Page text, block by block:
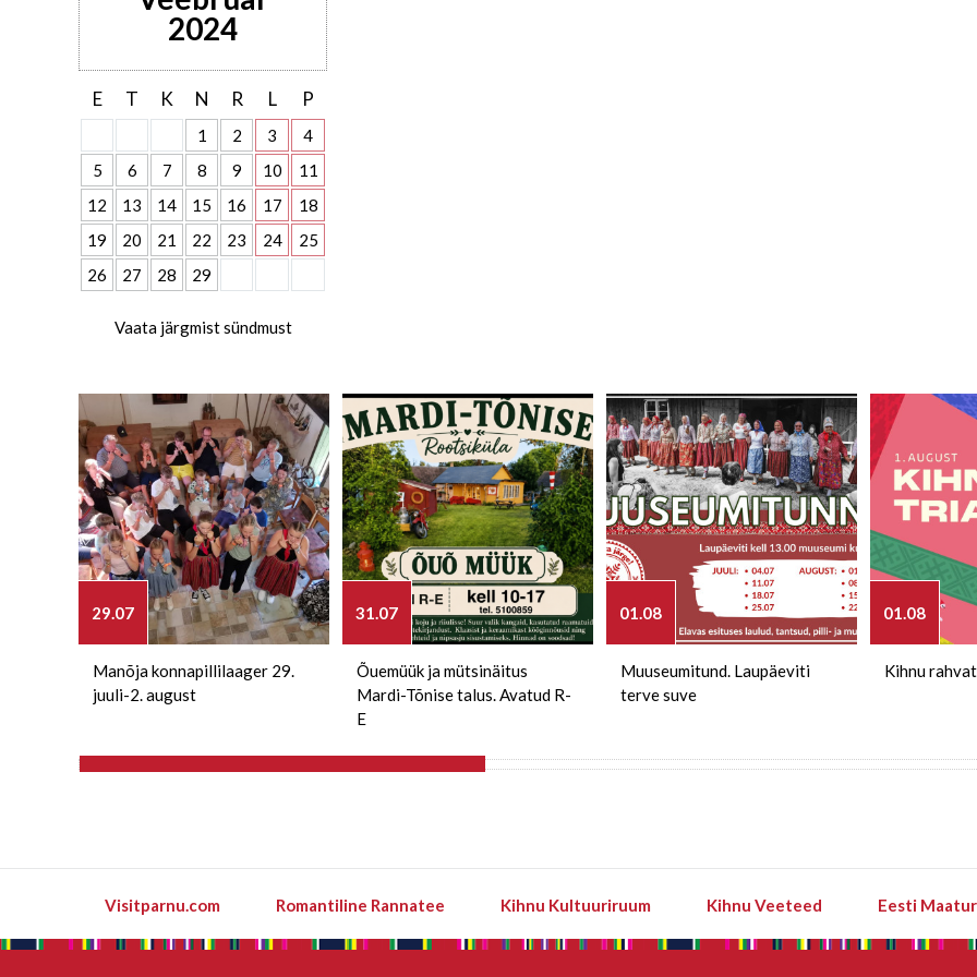
2024
E T K N R L P
1 2 3
4
5
6 7 8 9 10
11
12
13 14 15 16 17
18
19
20 21 22 23 24
25
26
27 28 29
Vaata järgmist sündmust
29.07
Manõja konnapillilaager 29.
juuli-2. august
31.07
Õuemüük ja mütsinäitus
Mardi-Tõnise talus. Avatud R-
E
01.08
Muuseumitund. Laupäeviti
terve suve
01.08
Kihnu
Visitparnu.com Romantiline Rannatee Kihnu Kultuuriruum Kihnu Veeteed Eesti